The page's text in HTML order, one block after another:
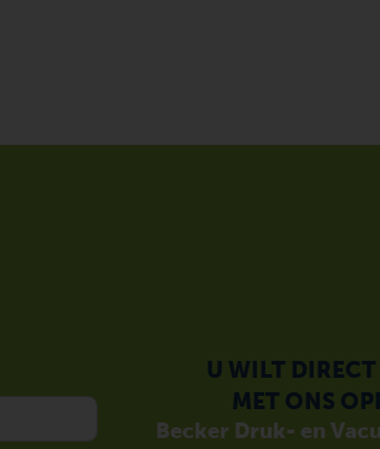
U WILT
MET ONS
Becker Druk- en